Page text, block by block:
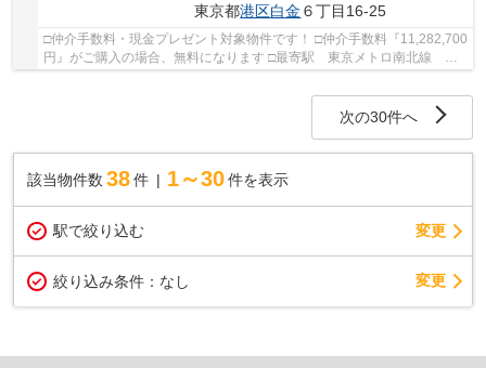
東京都港区白金 ６丁目16-25
□仲介手数料・現金プレゼント対象物件です！ □仲介手数料『11,282,700
円』がご購入の場合、無料になります □最寄駅 東京メトロ南北線 白
金台駅 徒歩約10分 □リノベーション物件 □ー...
次の30件へ
該当物件数 38件 1～30 件を表示
駅で絞り込む 変更
絞り込み条件： なし 変更